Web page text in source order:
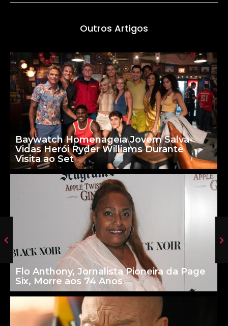
Outros Artigos
Baywatch Homenageia Jovem Salva-
Vidas Herói Ryder Williams Durante
Visita ao Set
Flo Anthony, Jornalista Pioneira da Page
Six, Morre aos 74 Anos